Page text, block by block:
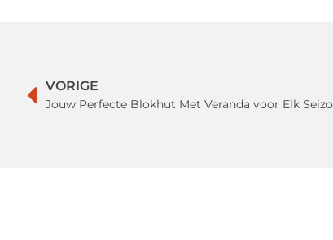
VORIGE
Jouw Perfecte Blokhut Met Veranda voor Elk